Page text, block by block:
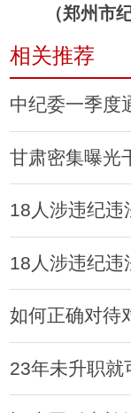
（郑州市
相关推荐
甘肃密集曝光
18人涉违纪违
如何正确对待
23年未升职就